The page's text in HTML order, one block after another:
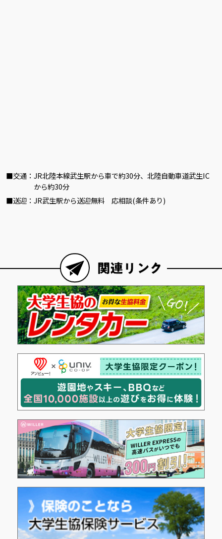
交通
JR北陸本線武生駅から車で約30分、北陸自動車道武生IC
から約30分
送迎
JR武生駅から送迎無料 応相談(条件あり)